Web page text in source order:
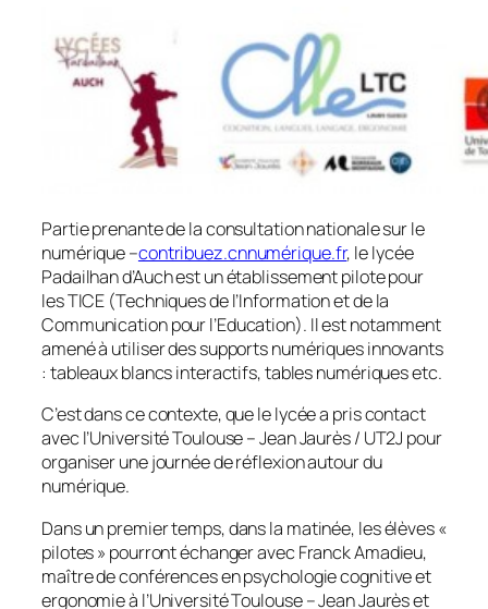
Partie prenante de la consultation nationale sur le
numérique –contribuez.cnnumérique.fr, le lycée
Padailhan d’Auch est un établissement pilote pour
les TICE (Techniques de l’Information et de la
Communication pour l’Education). Il est notamment
amené à utiliser des supports numériques innovants
: tableaux blancs interactifs, tables numériques etc.
C’est dans ce contexte, que le lycée a pris contact
avec l’Université Toulouse – Jean Jaurès / UT2J pour
organiser une journée de réflexion autour du
numérique.
Dans un premier temps, dans la matinée, les élèves «
pilotes » pourront échanger avec Franck Amadieu,
maître de conférences en psychologie cognitive et
ergonomie à l’Université Toulouse – Jean Jaurès et